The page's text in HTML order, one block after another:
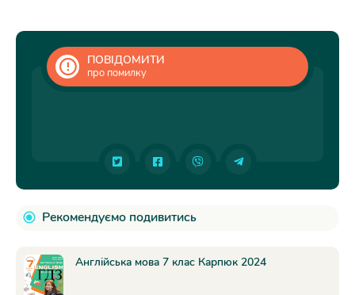
ПОВІДОМИТИ
про помилку
Рекомендуємо подивитись
Англійська мова 7 клас Карпюк 2024